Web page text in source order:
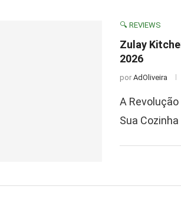
🔍 REVIEWS
Zulay
2026
por AdOliveira
A
Sua